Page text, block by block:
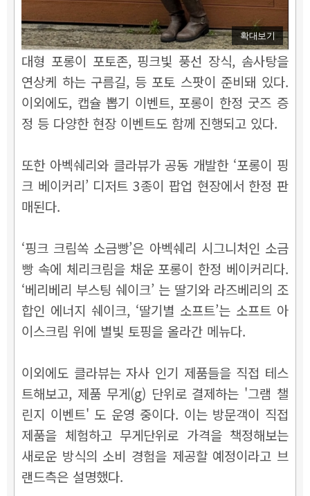
확대보기
대형 포롱이 포토존, 핑크빛 풍선 장식, 솜사탕을
연상케 하는 구름길, 등 포토 스팟이 준비돼 있다.
이외에도, 캡슐 뽑기 이벤트, 포롱이 한정 굿즈 증
정 등 다양한 현장 이벤트도 함께 진행되고 있다.
또한 아벡쉐리와 클라뷰가 공동 개발한 ‘포롱이 핑
크 베이커리’ 디저트 3종이 팝업 현장에서 한정 판
매된다.
‘핑크 크림쏙 소금빵’은 아벡쉐리 시그니처인 소금
빵 속에 체리크림을 채운 포롱이 한정 베이커리다.
‘베리베리 부스팅 쉐이크’ 는 딸기와 라즈베리의 조
합인 에너지 쉐이크, ‘딸기별 소프트’는 소프트 아
이스크림 위에 별빛 토핑을 올라간 메뉴다.
이외에도 클라뷰는 자사 인기 제품들을 직접 테스
트해보고, 제품 무게(g) 단위로 결제하는 '그램 챌
린지 이벤트' 도 운영 중이다. 이는 방문객이 직접
제품을 체험하고 무게단위로 가격을 책정해보는
새로운 방식의 소비 경험을 제공할 예정이라고 브
랜드측은 설명했다.